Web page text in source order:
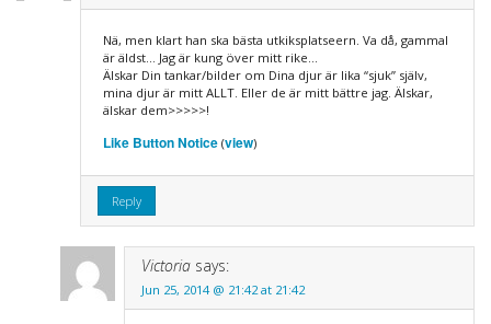
Nä, men klart han ska bästa utkiksplatseern. Va då, gammal
är äldst… Jag är kung över mitt rike…
Älskar Din tankar/bilder om Dina djur är lika “sjuk” själv,
mina djur är mitt ALLT. Eller de är mitt bättre jag. Älskar,
älskar dem>>>>>!
Like Button Notice(view)
Reply
Victoria says:
Jun 25, 2014 @ 21:42 at 21:42